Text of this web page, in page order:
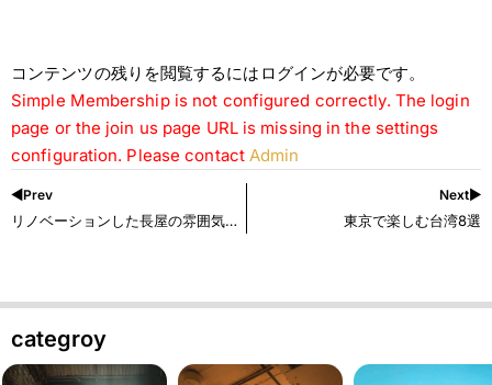
コンテンツの残りを閲覧するにはログインが必要です。
Simple Membership is not configured correctly. The login
page or the join us page URL is missing in the settings
configuration. Please contactAdmin
◀︎Prev
リノベーションした長屋の雰囲気が最高な隠れ家BAR
Next▶︎
東京で楽しむ台湾8選
categroy